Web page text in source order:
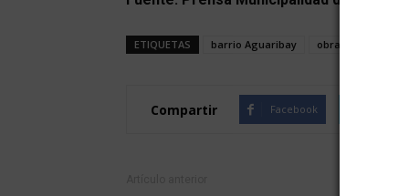
ETIQUETAS barrio Aguaribay obras
Compartir Facebook